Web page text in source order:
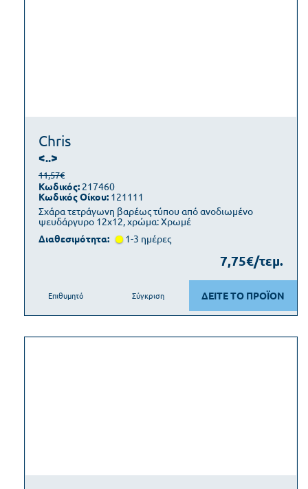
Chris
<..>
Σχάρα τετράγωνη βαρέως τύπου από ανοδιωμένο
ψευδάργυρο 12x12, χρώμα: Χρωμέ
11,57€
Κωδικός: 217460
Κωδικός Οίκου: 121111
Διαθεσιμότητα: 1-3 ημέρες
7,75€/τεμ.
ΔΕΙΤΕ ΤΟ ΠΡΟΪΟΝ
Επιθυμητό Σύγκριση